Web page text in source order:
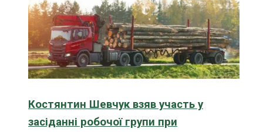
Костянтин Шевчук взяв участь у
засіданні робочої групи при